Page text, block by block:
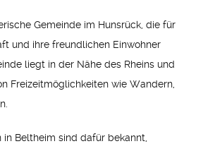
Gemeinde im Hunsrück, die für
und ihre freundlichen Einwohner
liegt in der Nähe des Rheins und
Freizeitmöglichkeiten wie Wandern,
Beltheim sind dafür bekannt,